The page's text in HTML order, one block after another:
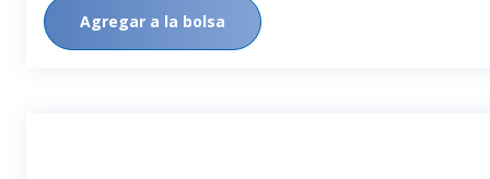
Agregar a la bolsa